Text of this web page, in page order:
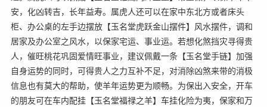
安，化凶转吉，长年益寿。属虎人还可以在家中东北方或者床头
柜、办公桌的左手边摆放【玉名堂虎跃金山摆件】风水摆件，调和
居家及办公室之风水，以保家宅运、事业运。若想化煞挡灾寻得贵
人，催旺桃花巩固爱情旺事业，建议佩戴一条【玉名堂手链】加强
自身运势的同时，可得贵人之力互补不足，对消除凶煞来带的消极
信息也有莫大的帮助，使羊年运势更为顺畅。为保出入安全，开车
的朋友可在车内配挂【玉名堂福禄之羊】车挂化险为夷，保家和万